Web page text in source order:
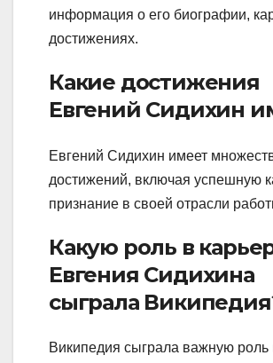
информация о его биографии,
достижениях.
Какие достижения
Евгений Сидихин
Евгений Сидихин имеет
достижений, включая успешную
признание в своей отрасли
Какую роль в
Евгения Сидихина
сыграла
Википедия сыграла важную роль